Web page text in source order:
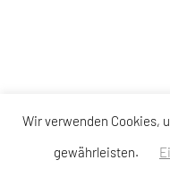
Wir verwenden Cookies,
gewährleisten.